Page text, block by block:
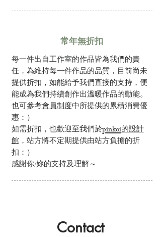
​常年無折扣
​每一件出自工作室的作品皆為我們的責
任，為維持每一件作品的品質，目前尚未
提供折扣，如能給予我們直接的支持，便
能成為我們持續創作出溫暖作品的動能。
​也可參考會員制度中所提供的累積消費優
惠：）
如需折扣，也歡迎至我們於pinkoi的設計
館，站方將不定期提供由站方負擔的折
扣：）
​感謝你/妳的支持及理解～
Contact